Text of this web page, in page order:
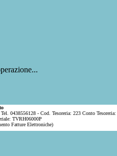
0438556128 - Cod. Tesoreria: 223 Conto
TVRH06000P
Fatture Elettroniche)